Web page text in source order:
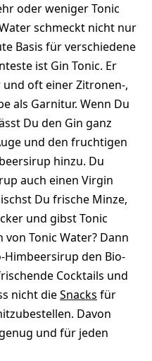
oder weniger Tonic
schmeckt nicht nur
Basis für verschiedene
ist Gin Tonic. Er
und oft einer Zitronen-,
als Garnitur. Wenn Du
Du den Gin ganz
und den fruchtigen
hinzu. Du
auch einen Virgin
Du frische Minze,
und gibst Tonic
Tonic Water? Dann
den Bio-
Cocktails und
nicht dieSnacks für
Davon
und für jeden